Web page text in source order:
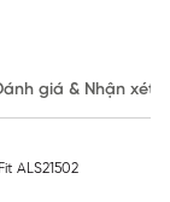
giá & Nhận xét
ALS21502